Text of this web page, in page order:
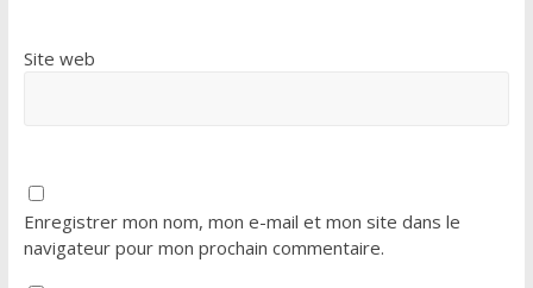
Site web
Enregistrer mon nom, mon e-mail et mon site dans le
navigateur pour mon prochain commentaire.